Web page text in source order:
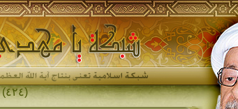
(٤٢٤) إِذَا قَامَ قَائِمُ آلِ مُحَمَّدٍ، جَمَعَ اللهُ ل_